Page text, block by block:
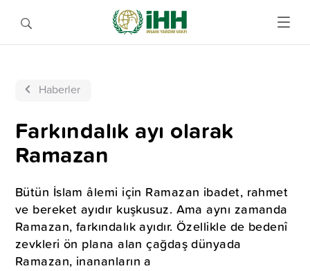
Haberler
Farkındalık ayı olarak
Ramazan
Bütün İslam âlemi için Ramazan ibadet, rahmet
ve bereket ayıdır kuşkusuz. Ama aynı zamanda
Ramazan, farkındalık ayıdır. Özellikle de bedenî
zevkleri ön plana alan çağdaş dünyada
Ramazan, inananların a